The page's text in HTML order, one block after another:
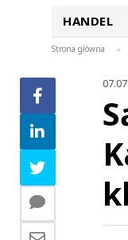
HANDEL
Strona główna >